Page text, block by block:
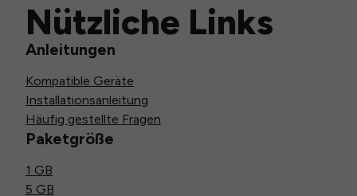
Nützliche Links
Anleitungen
Kompatible Geräte
Installationsanleitung
Häufig gestellte Fragen
Paketgröße
1 GB
5 GB